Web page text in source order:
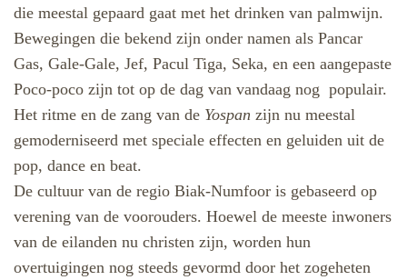
die meestal gepaard gaat met het drinken van palmwijn.
Bewegingen die bekend zijn onder namen als Pancar
Gas, Gale-Gale, Jef, Pacul Tiga, Seka, en een aangepaste
Poco-poco zijn tot op de dag van vandaag nog populair.
Het ritme en de zang van de Yospan zijn nu meestal
gemoderniseerd met speciale effecten en geluiden uit de
pop, dance en beat.
De cultuur van de regio Biak-Numfoor is gebaseerd op
verening van de voorouders. Hoewel de meeste inwoners
van de eilanden nu christen zijn, worden hun
overtuigingen nog steeds gevormd door het zogeheten